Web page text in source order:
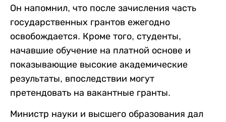
Он напомнил, что после зачисления часть
государственных грантов ежегодно
освобождается. Кроме того, студенты,
начавшие обучение на платной основе и
показывающие высокие академические
результаты, впоследствии могут
претендовать на вакантные гранты.
Министр науки и высшего образования дал